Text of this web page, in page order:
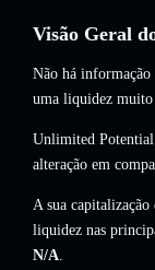
Visão Geral
Não há
uma liquidez muito
Unlimited
alteração em
A sua
liquidez nas
N/A.